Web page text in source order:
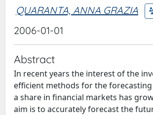
QUARANTA, ANNA GRAZIA
2006-01-01
Abstract
In recent years the interest of the
efficient methods for the
a share in financial markets has
aim is to accurately forecast the